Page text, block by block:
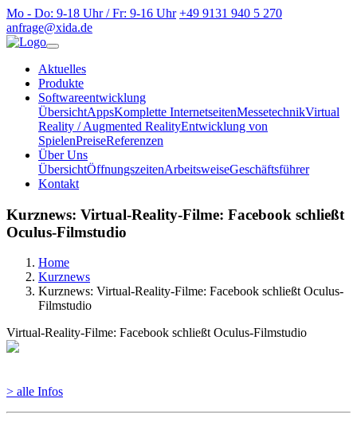
Mo - Do: 9-18 Uhr / Fr: 9-16 Uhr +49 9131 940 5 270
anfrage@xida.de
Aktuelles
Produkte
Softwareentwicklung
ÜbersichtAppsKomplette InternetseitenMessetechnikVirtual
Reality / Augmented RealityEntwicklung von
SpielenPreiseReferenzen
Über Uns
ÜbersichtÖffnungszeitenArbeitsweiseGeschäftsführer
Kontakt
Kurznews: Virtual-Reality-Filme: Facebook schließt
Oculus-Filmstudio
Home
Kurznews
Kurznews: Virtual-Reality-Filme: Facebook schließt Oculus-
Filmstudio
Virtual-Reality-Filme: Facebook schließt Oculus-Filmstudio
> alle Infos